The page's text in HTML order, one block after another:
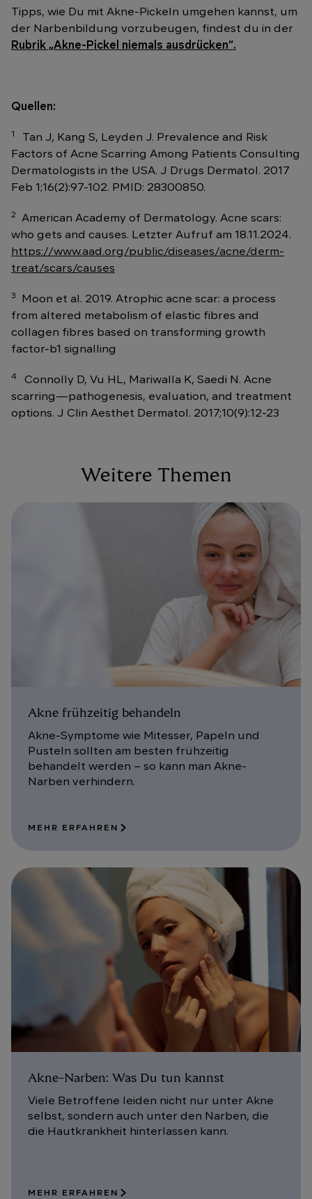
Tipps, wie Du mit Akne-Pickeln umgehen kannst, um
der Narbenbildung vorzubeugen, findest du in der
Rubrik „Akne-Pickel niemals ausdrücken“.
Quellen:
1
Tan J, Kang S, Leyden J. Prevalence and Risk
Factors of Acne Scarring Among Patients Consulting
Dermatologists in the USA. J Drugs Dermatol. 2017
Feb 1;16(2):97-102. PMID: 28300850.
2
American Academy of Dermatology. Acne scars:
who gets and causes. Letzter Aufruf am 18.11.2024.
https://www.aad.org/public/diseases/acne/derm-
treat/scars/causes
3
Moon et al. 2019. Atrophic acne scar: a process
from altered metabolism of elastic fibres and
collagen fibres based on transforming growth
factor-b1 signalling
4
Connolly D, Vu HL, Mariwalla K, Saedi N. Acne
scarring—pathogenesis, evaluation, and treatment
options. J Clin Aesthet Dermatol. 2017;10(9):12-23
Weitere Themen
Akne frühzeitig behandeln
Akne-Symptome wie Mitesser, Papeln und
Pusteln sollten am besten frühzeitig
behandelt werden – so kann man Akne-
Narben verhindern.
MEHR ERFAHREN
Akne-Narben: Was Du tun kannst
Viele Betroffene leiden nicht nur unter Akne
selbst, sondern auch unter den Narben, die
die Hautkrankheit hinterlassen kann.
MEHR ERFAHREN